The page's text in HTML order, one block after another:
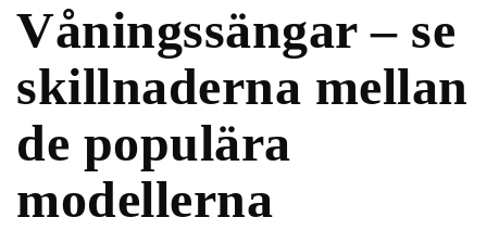
Våningssängar – se
skillnaderna mellan
de populära
modellerna